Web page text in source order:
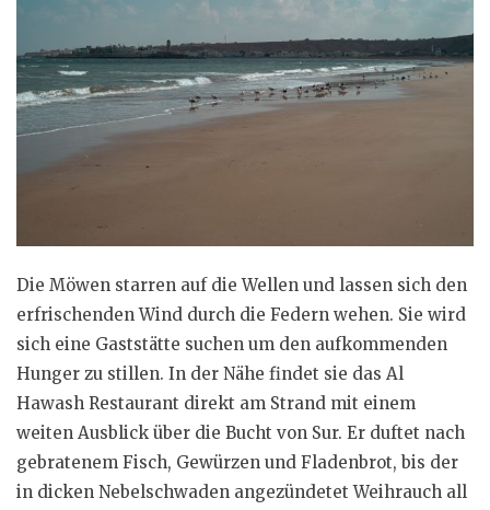
Die Möwen starren auf die Wellen und lassen sich den
erfrischenden Wind durch die Federn wehen. Sie wird
sich eine Gaststätte suchen um den aufkommenden
Hunger zu stillen. In der Nähe findet sie das Al
Hawash Restaurant direkt am Strand mit einem
weiten Ausblick über die Bucht von Sur. Er duftet nach
gebratenem Fisch, Gewürzen und Fladenbrot, bis der
in dicken Nebelschwaden angezündetet Weihrauch all